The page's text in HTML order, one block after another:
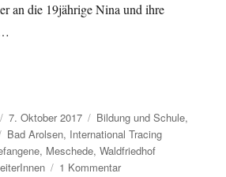
an die 19jährige Nina und ihre
– Teil 3 und Schluss: Ich habe einen
Veröffentlicht
am
7. Oktober 2017 Kategorien
Bildung und Schule,
Schlagwörter
Bad Arolsen, International Tracing
, Meschede,Waldfriedhof
1 Kommentarzu